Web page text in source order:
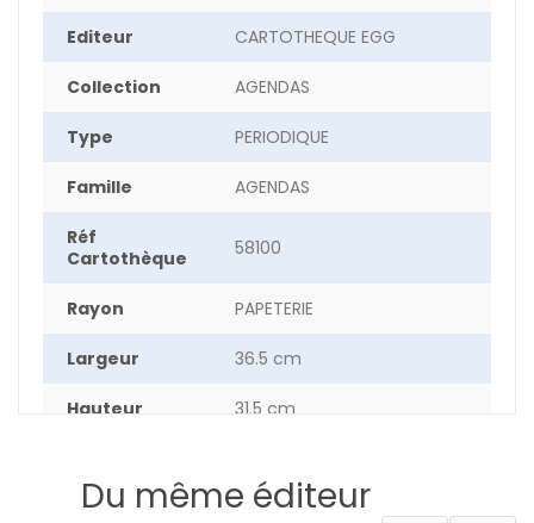
Editeur CARTOTHEQUE EGG
Collection AGENDAS
Type PERIODIQUE
Famille AGENDAS
Réf
Cartothèque
58100
Rayon PAPETERIE
Largeur 36.5 cm
Hauteur 31.5 cm
Poids 1200 g
Du même éditeur